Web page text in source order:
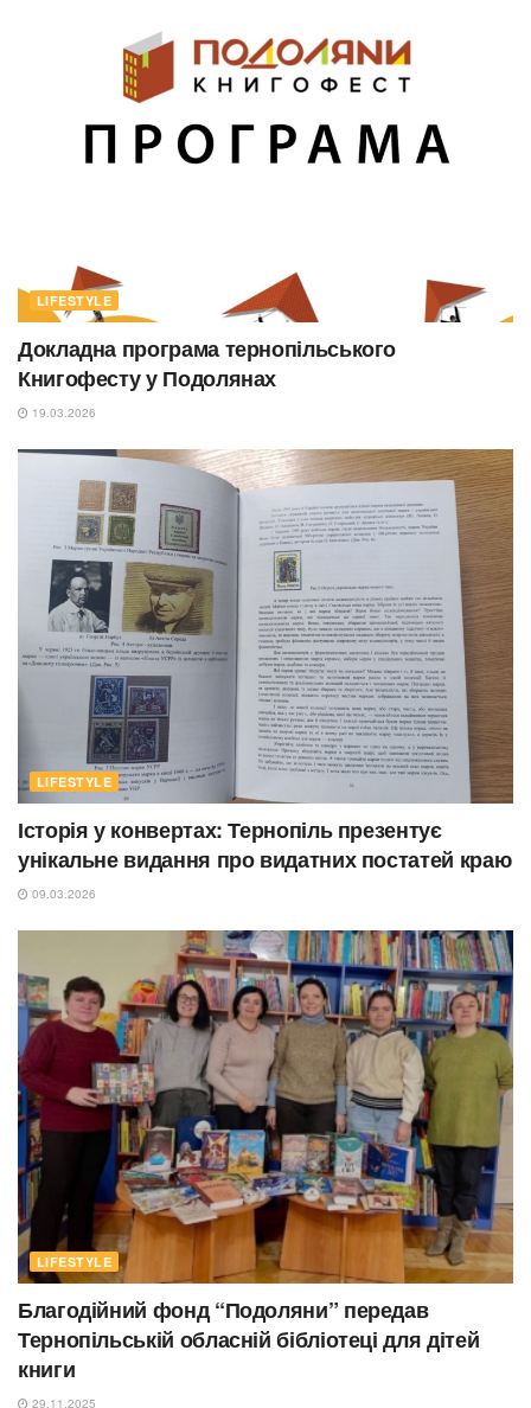
LIFESTYLE
Докладна програма тернопільського
Книгофесту у Подолянах
19.03.2026
LIFESTYLE
Історія у конвертах: Тернопіль презентує
унікальне видання про видатних постатей краю
09.03.2026
LIFESTYLE
Благодійний фонд “Подоляни” передав
Тернопільській обласній бібліотеці для дітей
книги
29.11.2025